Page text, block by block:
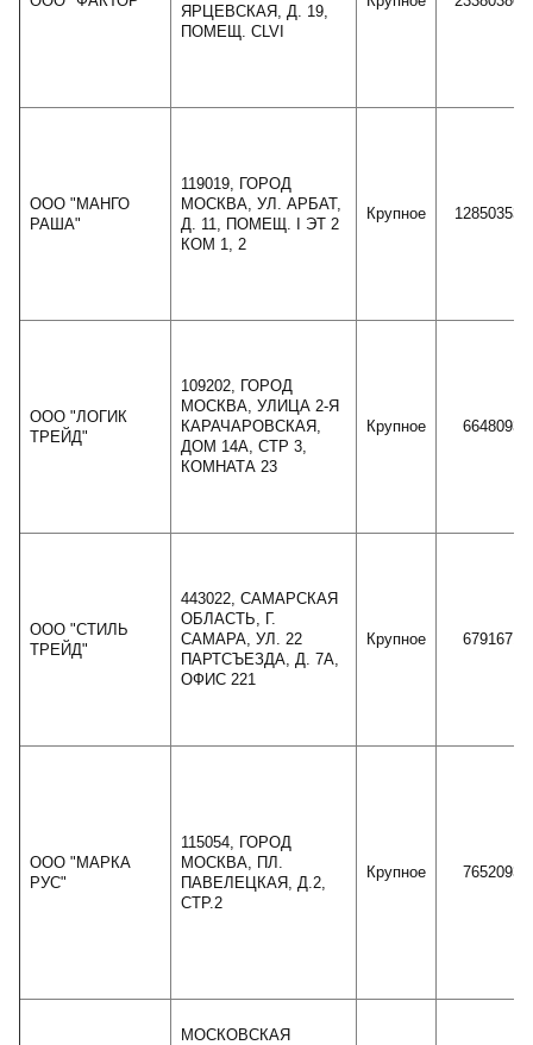
ЯРЦЕВСКАЯ, Д. 19,
ПОМЕЩ. CLVI
ООО "МАНГО
РАША"
119019, ГОРОД
МОСКВА, УЛ. АРБАТ,
Д. 11, ПОМЕЩ. I ЭТ 2
КОМ 1, 2
Крупное 12850353
ООО "ЛОГИК
ТРЕЙД"
109202, ГОРОД
МОСКВА, УЛИЦА 2-Я
КАРАЧАРОВСКАЯ,
ДОМ 14А, СТР 3,
КОМНАТА 23
Крупное 6648093
ООО "СТИЛЬ
ТРЕЙД"
443022, САМАРСКАЯ
ОБЛАСТЬ, Г.
САМАРА, УЛ. 22
ПАРТСЪЕЗДА, Д. 7А,
ОФИС 221
Крупное 6791671
ООО "МАРКА
РУС"
115054, ГОРОД
МОСКВА, ПЛ.
ПАВЕЛЕЦКАЯ, Д.2,
СТР.2
Крупное 7652093
МОСКОВСКАЯ